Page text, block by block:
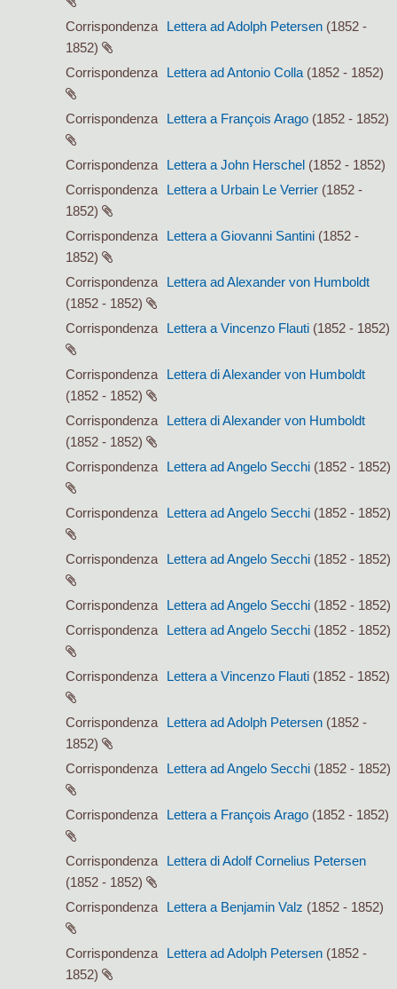
Corrispondenza Lettera ad Adolph Petersen (1852 -
1852)
Corrispondenza
Lettera ad Antonio Colla (1852 - 1852)
Corrispondenza Lettera a François Arago (1852 - 1852)
Corrispondenza Lettera a John Herschel (1852 - 1852)
Corrispondenza
Lettera a Urbain Le Verrier (1852 -
1852)
Corrispondenza
Lettera a Giovanni Santini (1852 -
1852)
Corrispondenza
Lettera ad Alexander von Humboldt
(1852 - 1852)
Corrispondenza
Lettera a Vincenzo Flauti (1852 - 1852)
Corrispondenza
Lettera di Alexander von Humboldt
(1852 - 1852)
Corrispondenza
Lettera di Alexander von Humboldt
(1852 - 1852)
Corrispondenza
Lettera ad Angelo Secchi (1852 - 1852)
Corrispondenza Lettera ad Angelo Secchi (1852 - 1852)
Corrispondenza Lettera ad Angelo Secchi (1852 - 1852)
Corrispondenza Lettera ad Angelo Secchi (1852 - 1852)
Corrispondenza
Lettera ad Angelo Secchi (1852 - 1852)
Corrispondenza Lettera a Vincenzo Flauti (1852 - 1852)
Corrispondenza Lettera ad Adolph Petersen (1852 -
1852)
Corrispondenza
Lettera ad Angelo Secchi (1852 - 1852)
Corrispondenza Lettera a François Arago (1852 - 1852)
Corrispondenza
Lettera di Adolf Cornelius Petersen
(1852 - 1852)
Corrispondenza
Lettera a Benjamin Valz (1852 - 1852)
Corrispondenza Lettera ad Adolph Petersen (1852 -
1852)